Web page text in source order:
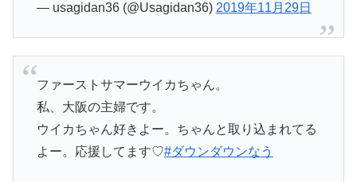
— usagidan36 (@Usagidan36) 2019年11月29日
ファーストサマーウイカちゃん。
私、大阪の主婦です。
ウイカちゃん好きよー。ちゃんと取り込まれてる
よー。応援してます♡#ダウンダウンなう